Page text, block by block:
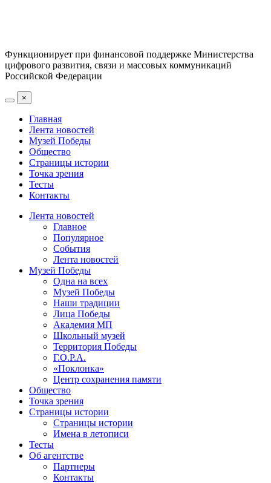
Функционирует при финансовой поддержке Министерства
цифрового развития, связи и массовых коммуникаций
Российской Федерации
×
Главная
Лента новостей
Музей Победы
Общество
Страницы истории
Точка зрения
Тесты
Контакты
Лента новостей
Главное
Популярное
События
Лента новостей
Музей Победы
Одна на всех
Музей Победы
Наши традиции
Лица Победы
Академия МП
Школьный музей
Территория Победы
Г.О.Р.А.
«Поклонка»
Центр сохранения памяти
Общество
Точка зрения
Страницы истории
Страницы истории
Имена в летописи
Тесты
Об агентстве
Партнеры
Контакты